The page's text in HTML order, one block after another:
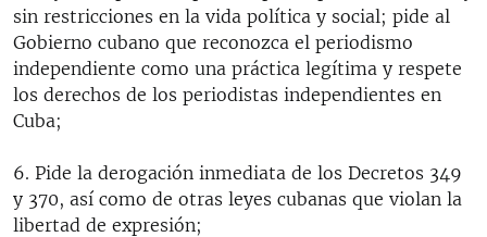
sin restricciones en la vida política y social; pide al
Gobierno cubano que reconozca el periodismo
independiente como una práctica legítima y respete
los derechos de los periodistas independientes en
Cuba;
6. Pide la derogación inmediata de los Decretos 349
y 370, así como de otras leyes cubanas que violan la
libertad de expresión;